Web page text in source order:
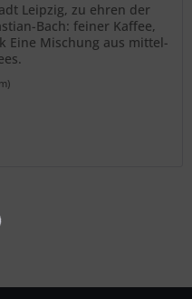
Leipzig, zu ehren der
Bach: feiner Kaffee,
Eine Mischung aus mittel-